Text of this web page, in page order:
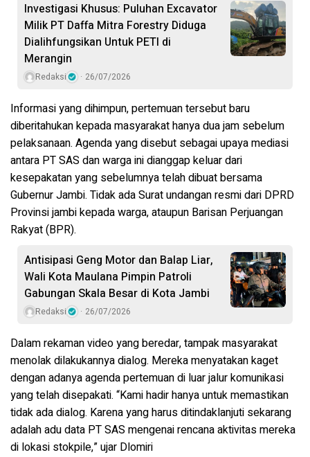
Investigasi Khusus: Puluhan Excavator
Milik PT Daffa Mitra Forestry Diduga
Dialihfungsikan Untuk PETI di
Merangin
Redaksi 26/07/2026
Informasi yang dihimpun, pertemuan tersebut baru
diberitahukan kepada masyarakat hanya dua jam sebelum
pelaksanaan. Agenda yang disebut sebagai upaya mediasi
antara PT SAS dan warga ini dianggap keluar dari
kesepakatan yang sebelumnya telah dibuat bersama
Gubernur Jambi. Tidak ada Surat undangan resmi dari DPRD
Provinsi jambi kepada warga, ataupun Barisan Perjuangan
Rakyat (BPR).
Antisipasi Geng Motor dan Balap Liar,
Wali Kota Maulana Pimpin Patroli
Gabungan Skala Besar di Kota Jambi
Redaksi 26/07/2026
Dalam rekaman video yang beredar, tampak masyarakat
menolak dilakukannya dialog. Mereka menyatakan kaget
dengan adanya agenda pertemuan di luar jalur komunikasi
yang telah disepakati. “Kami hadir hanya untuk memastikan
tidak ada dialog. Karena yang harus ditindaklanjuti sekarang
adalah adu data PT SAS mengenai rencana aktivitas mereka
di lokasi stokpile,” ujar Dlomiri